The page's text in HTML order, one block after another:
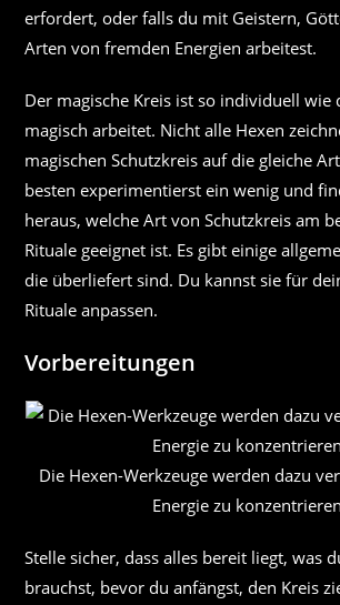
erfordert, oder falls du mit Geistern,
Arten von fremden Energien arbeitest.
Der magische Kreis ist so individuell wie
magisch arbeitet. Nicht alle Hexen
magischen Schutzkreis auf die gleiche
besten experimentierst ein wenig und
heraus, welche Art von Schutzkreis am
Rituale geeignet ist. Es gibt einige
die überliefert sind. Du kannst sie für
Rituale anpassen.
Vorbereitungen
Die Hexen-Werkzeuge werden dazu
Energie zu
Stelle sicher, dass alles bereit liegt, was
brauchst, bevor du anfängst, den Kreis